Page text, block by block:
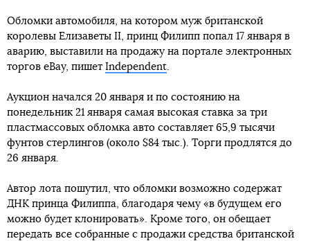
Обломки автомобиля, на котором муж британской
королевы Елизаветы II, принц Филипп попал 17 января в
аварию, выставили на продажу на портале электронных
торгов eBay, пишет Independent.
Аукцион начался 20 января и по состоянию на
понедельник 21 января самая высокая ставка за три
пластмассовых обломка авто составляет 65,9 тысячи
фунтов стерлингов (около $84 тыс.). Торги продлятся до
26 января.
Автор лота пошутил, что обломки возможно содержат
ДНК принца Филиппа, благодаря чему «в будущем его
можно будет клонировать». Кроме того, он обещает
передать все собранные с продажи средства британской